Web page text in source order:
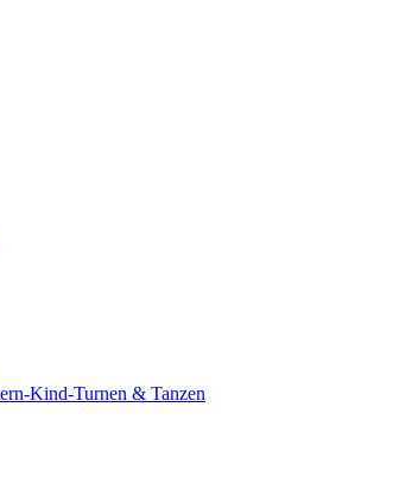
Kind-Turnen & Tanzen